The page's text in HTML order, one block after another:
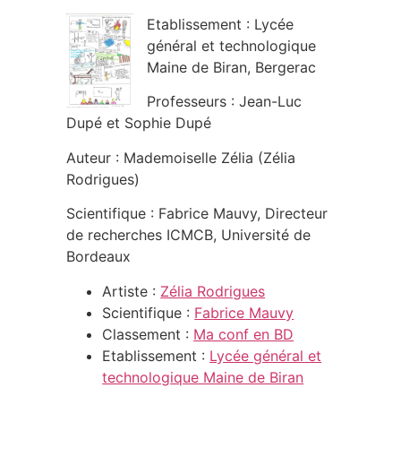
Etablissement : Lycée
général et technologique
Maine de Biran, Bergerac
Professeurs : Jean-Luc
Dupé et Sophie Dupé
Auteur : Mademoiselle Zélia (Zélia
Rodrigues)
Scientifique : Fabrice Mauvy, Directeur
de recherches ICMCB, Université de
Bordeaux
Artiste : Zélia Rodrigues
Scientifique : Fabrice Mauvy
Classement : Ma conf en BD
Etablissement : Lycée général et
technologique Maine de Biran